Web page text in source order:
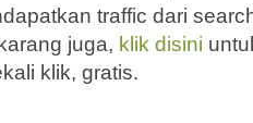
traffic dari
juga, klik disini
klik, gratis.